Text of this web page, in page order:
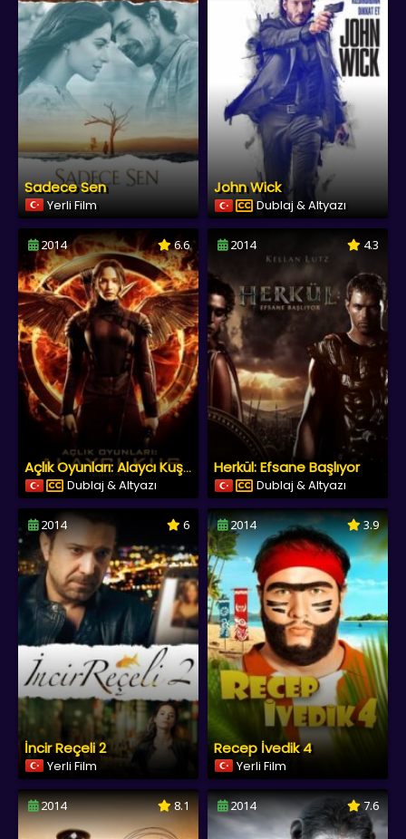
Sadece Sen
Yerli Film
John Wick
Dublaj & Altyazı
2014 6.6
Açlık Oyunları: Alaycı Kuş Bölüm 1
Dublaj & Altyazı
2014 4.3
Herkül: Efsane Başlıyor
Dublaj & Altyazı
2014 6
İncir Reçeli 2
Yerli Film
2014 3.9
Recep İvedik 4
Yerli Film
2014 8.1 2014 7.6